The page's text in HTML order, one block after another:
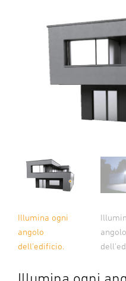
Illumina ogni
angolo
dell'edificio.
angolo